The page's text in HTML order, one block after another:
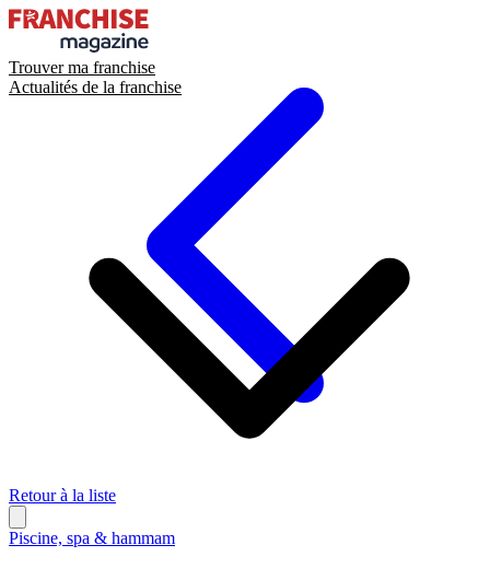
Trouver ma franchise
Actualités de la franchise
Retour à la liste
Piscine, spa & hammam